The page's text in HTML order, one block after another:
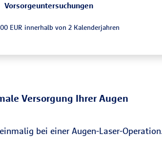
Vorsorgeuntersuchungen
EUR inner­halb von 2 Kalender­jahren
Versorgung Ihrer Augen
bei einer Augen-Laser-